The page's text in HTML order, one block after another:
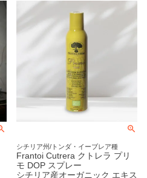
シチリア州/トンダ・イーブレア種
Frantoi Cutrera クトレラ プリ
モ DOP スプレー
シチリア産オーガニック エキス